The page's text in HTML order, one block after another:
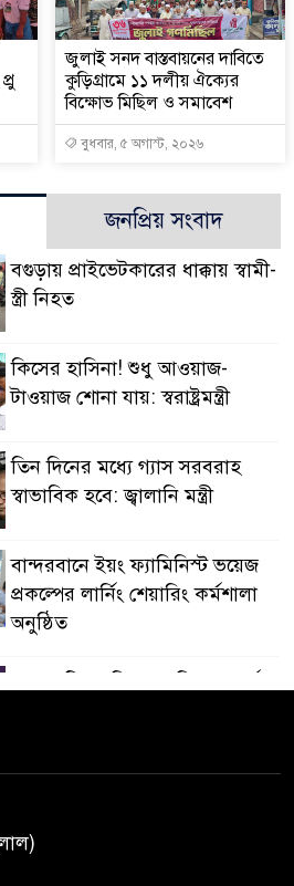
জুলাই সনদ বাস্তবায়নের দাবিতে
কুড়িগ্রামে ১১ দলীয় ঐক্যের
বিক্ষোভ মিছিল ও সমাবেশ
বুধবার, ৫ অগাস্ট, ২০২৬
জনপ্রিয় সংবাদ
বগুড়ায় প্রাইভেটকারের ধাক্কায় স্বামী-
স্ত্রী নিহত
কিসের হাসিনা! শুধু আওয়াজ-
টাওয়াজ শোনা যায়: স্বরাষ্ট্রমন্ত্রী
তিন দিনের মধ্যে গ্যাস সরবরাহ
স্বাভাবিক হবে: জ্বালানি মন্ত্রী
বান্দরবানে ইয়ং ফ্যামিনিস্ট ভয়েজ
প্রকল্পের লার্নিং শেয়ারিং কর্মশালা
অনুষ্ঠিত
পেশ